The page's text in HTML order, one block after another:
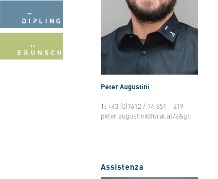
Peter Augustini
T: +43 (0)7612 / 74 851 - 219
peter.augustini@fural.at/a&gt;
Assistenza